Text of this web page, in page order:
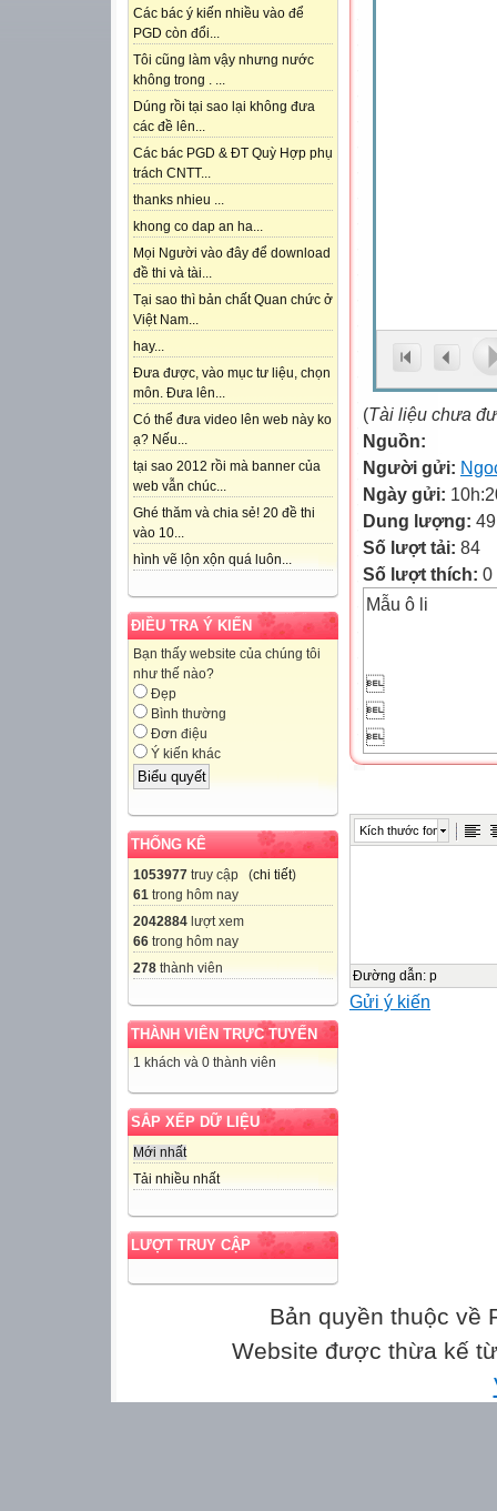
Các bác ý kiến nhiều vào để
PGD còn đổi...
Tôi cũng làm vậy nhưng nước
không trong . ...
Dúng rồi tại sao lại không đưa
các đề lên...
Các bác PGD & ĐT Quỳ Hợp phụ
trách CNTT...
thanks nhieu ...
khong co dap an ha...
Mọi Người vào đây để download
đề thi và tài...
Tại sao thì bản chất Quan chức ở
Việt Nam...
hay...
Đưa được, vào mục tư liệu, chọn
môn. Đưa lên...
Có thể đưa video lên web này ko
ạ? Nếu...
tại sao 2012 rồi mà banner của
web vẫn chúc...
Ghé thăm và chia sẻ! 20 đề thi
vào 10...
hình vẽ lộn xộn quá luôn...
ĐIỀU TRA Ý KIẾN
Bạn thấy website của chúng tôi
như thế nào?
Đẹp
Bình thường
Đơn điệu
Ý kiến khác
THỐNG KÊ
1053977 truy cập (chi tiết)
61 trong hôm nay
2042884 lượt xem
66 trong hôm nay
278 thành viên
THÀNH VIÊN TRỰC TUYẾN
1 khách và 0 thành viên
SẮP XẾP DỮ LIỆU
Mới nhất
Tải nhiều nhất
LƯỢT TRUY CẬP
(Tài liệu chưa
Nguồn:
Người gửi:
Ngày gửi:
Dung lượng:
Số lượt tải: 84
Số lượt thích: 0
Mẫu ô li











Kích thước font
Đường dẫn: p
Gửi ý kiến
Bản quyền thuộc về
Website được thừa kế